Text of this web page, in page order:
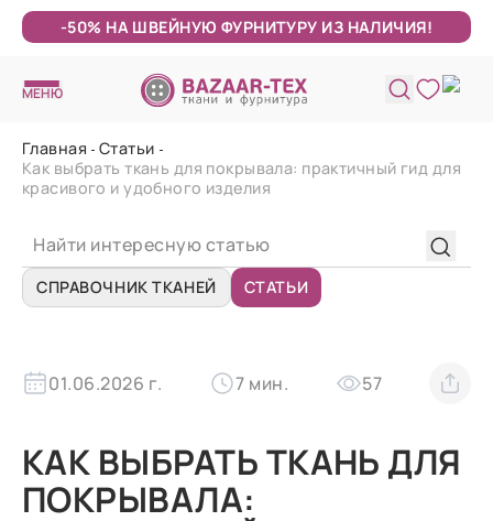
-50% НА ШВЕЙНУЮ ФУРНИТУРУ ИЗ НАЛИЧИЯ!
МЕНЮ
Главная
Статьи
Как выбрать ткань для покрывала: практичный гид для
красивого и удобного изделия
СПРАВОЧНИК ТКАНЕЙ СТАТЬИ
01.06.2026 г. 7 мин. 57
КАК ВЫБРАТЬ ТКАНЬ ДЛЯ
ПОКРЫВАЛА: